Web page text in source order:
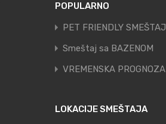
POPULARNO
PET FRIENDLY SMEŠTAJ
Smeštaj sa BAZENOM
VREMENSKA PROGNOZA
LOKACIJE SMEŠTAJA